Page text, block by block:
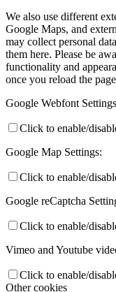
We also use different
Google Maps, and
may collect personal
them here. Please be
functionality and
once you reload the
Google Webfont
Click to enable/
Google Map Settings:
Click to enable/
Google reCaptcha
Click to enable/
Vimeo and Youtube
Click to enable/
Other cookies